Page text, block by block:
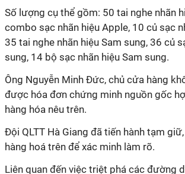
Số lượng cụ thể gồm: 50 tai nghe nhãn
combo sạc nhãn hiệu Apple, 10 củ sạc
35 tai nghe nhãn hiệu Sam sung, 36 củ
sung, 14 bộ sạc nhãn hiệu Sam sung.
Ông Nguyễn Minh Đức, chủ cửa hàng
được hóa đơn chứng minh nguồn gốc
hàng hóa nêu trên.
Đội QLTT Hà Giang đã tiến hành tạm
hàng hoá trên để xác minh làm rõ.
Liên quan đến việc triệt phá các đường